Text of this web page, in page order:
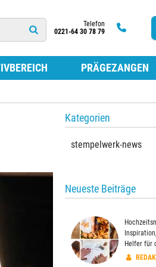
Telefon
0221-64 30 78 79
ZUM NACHFÜLLEN
FÜR SELBSTFÄRBESTEMPEL
FÜR SELBSTFÄRBESTEMPEL
NACH MASS
STEMPEL
PRÄGEZANGEN
Kategorien
stempelwerk-news
Neueste Beiträge
Helfer für